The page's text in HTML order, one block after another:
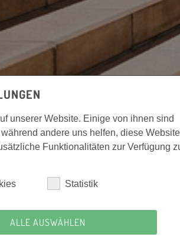
unserer Website. Einige von ihnen sind
andere uns helfen, diese Website
Funktionalitäten zur Verfügung
Statistik
ALLE AUSWÄHLEN